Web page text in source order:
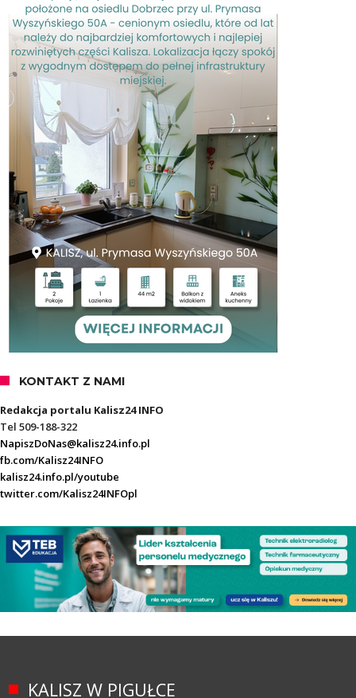
KONTAKT Z NAMI
Redakcja portalu Kalisz24 INFO
Tel 509-188-322
NapiszDoNas@kalisz24.info.pl
fb.com/Kalisz24INFO
kalisz24.info.pl/youtube
twitter.com/Kalisz24INFOpl
KALISZ W PIGUŁCE